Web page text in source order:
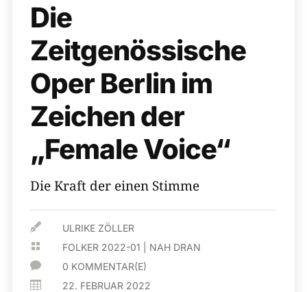
Die
Zeitgenössische
Oper Berlin im
Zeichen der
„Female Voice“
Die Kraft der einen Stimme
 ULRIKE ZÖLLER
 FOLKER 2022-01 NAH DRAN
 0 KOMMENTAR(E)
 22. FEBRUAR 2022